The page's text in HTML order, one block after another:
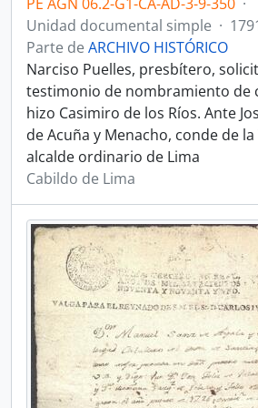
Unidad documental simple ·
Parte de ARCHIVO HISTÓRICO
Narciso Puelles, presbítero,
testimonio de nombramiento de
hizo Casimiro de los Ríos. Ante
de Acuña y Menacho, conde de la
alcalde ordinario de Lima
Cabildo de Lima